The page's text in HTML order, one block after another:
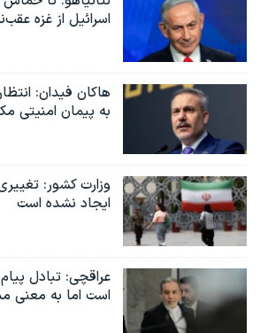
نرگس محمدی برنده جایزه نوبل صلح
همایش محافظه‌کاران آمریکا «سی‌پک»
صفحه‌های ویژه
سفر پرزیدنت ترامپ به چین
اسرائیل از غزه
هاکان فیدان:
به پیمان امنیتی
وزارت کشور:
ایجاد نشده است
عراقچی: تبادل
است اما به معنی